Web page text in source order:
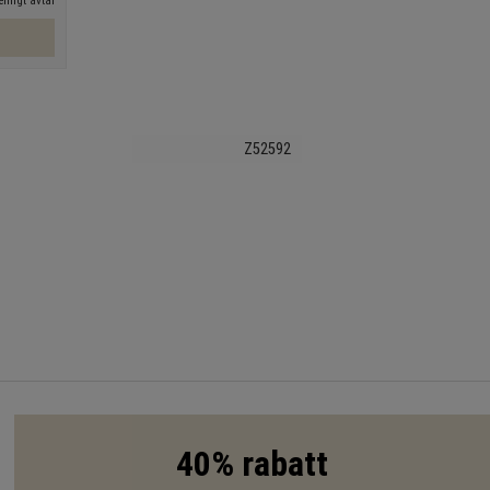
Z52592
40% rabatt